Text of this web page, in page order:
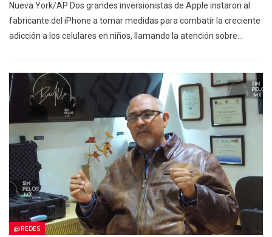
Nueva York/AP Dos grandes inversionistas de Apple instaron al
fabricante del iPhone a tomar medidas para combatir la creciente
adicción a los celulares en niños, llamando la atención sobre…
@REDES